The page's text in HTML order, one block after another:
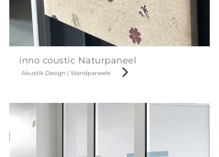
inno coustic Naturpaneel
Akustik Design | Wandpaneele